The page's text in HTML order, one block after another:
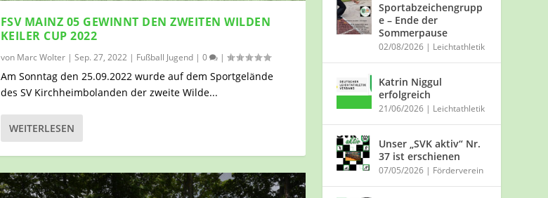
FSV MAINZ 05 GEWINNT DEN ZWEITEN WILDEN
KEILER CUP 2022
von Marc Wolter| Sep. 27, 2022| Fußball Jugend| 0 |
Am Sonntag den 25.09.2022 wurde auf dem Sportgelände
des SV Kirchheimbolanden der zweite Wilde...
WEITERLESEN
Sportabzeichengrupp
e – Ende der
Sommerpause
02/08/2026| Leichtathletik
Katrin Niggul
erfolgreich
21/06/2026| Leichtathletik
Unser „SVK aktiv“ Nr.
37 ist erschienen
07/05/2026| Förderverein